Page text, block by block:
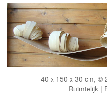
40 x 150 x 30 cm, ©
Ruimtelijk |